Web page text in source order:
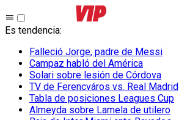
Es tendencia:
Falleció Jorge, padre de Messi
Campaz habló del América
Solari sobre lesión de Córdova
TV de Ferencváros vs. Real Madrid
Tabla de posiciones Leagues Cup
Almeyda sobre Lamela de utilero